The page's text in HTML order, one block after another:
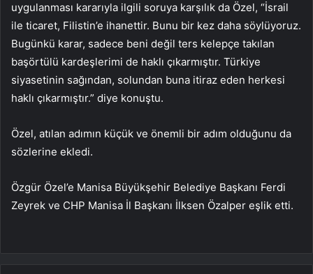
uygulanması kararıyla ilgili soruya karşılık da Özel, “İsrail
ile ticaret, Filistin’e ihanettir. Bunu bir kez daha söylüyoruz.
Bugünkü karar, sadece beni değil ters kelepçe takılan
başörtülü kardeşlerimi de haklı çıkarmıştır. Türkiye
siyasetinin sağından, solundan buna itiraz eden herkesi
haklı çıkarmıştır.” diye konuştu.
Özel, atılan adımın küçük ve önemli bir adım olduğunu da
sözlerine ekledi.
Özgür Özel’e Manisa Büyükşehir Belediye Başkanı Ferdi
Zeyrek ve CHP Manisa İl Başkanı İlksen Özalper eşlik etti.